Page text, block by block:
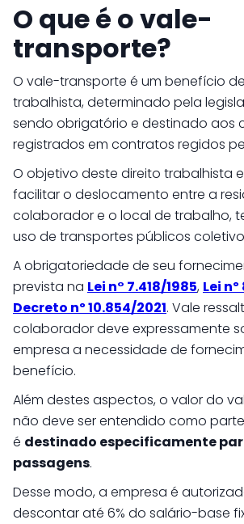
O que é o vale-
transporte?
O vale-transporte é um benefício
trabalhista, determinado pela
sendo obrigatório e destinado aos
registrados em contratos regidos
O objetivo deste direito trabalhista
facilitar o deslocamento entre a
colaborador e o local de trabalho,
uso de transportes públicos
A obrigatoriedade de seu
prevista na Lei n° 7.418/1985, Lei nº
Decreto nº 10.854/2021. Vale
colaborador deve expressamente
empresa a necessidade de
benefício.
Além destes aspectos, o valor do
não deve ser entendido como
é destinado especificamente
passagens.
Desse modo, a empresa é
descontar até 6% do salário-base